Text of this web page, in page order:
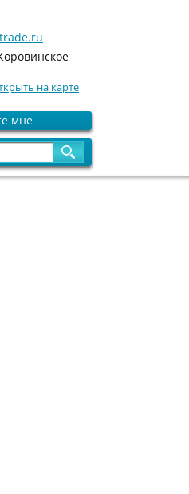
на карте
мне